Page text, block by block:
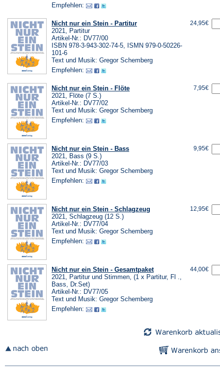
Empfehlen:
Nicht nur ein Stein - Partitur
2021, Partitur
Artikel-Nr.: DV77/00
ISBN 978-3-943-302-74-5, ISMN 979-0-50226-
101-6
Text und Musik: Gregor Schemberg
Empfehlen:
24,95€
Nicht nur ein Stein - Flöte
2021, Flöte (7 S.)
Artikel-Nr.: DV77/02
Text und Musik: Gregor Schemberg
Empfehlen:
7,95€
Nicht nur ein Stein - Bass
2021, Bass (9 S.)
Artikel-Nr.: DV77/03
Text und Musik: Gregor Schemberg
Empfehlen:
9,95€
Nicht nur ein Stein - Schlagzeug
2021, Schlagzeug (12 S.)
Artikel-Nr.: DV77/04
Text und Musik: Gregor Schemberg
Empfehlen:
12,95€
Nicht nur ein Stein - Gesamtpaket
2021, Partitur und Stimmen, (1 x Partitur, Fl .,
Bass, Dr.Set)
Artikel-Nr.: DV77/05
Text und Musik: Gregor Schemberg
Empfehlen:
44,00€